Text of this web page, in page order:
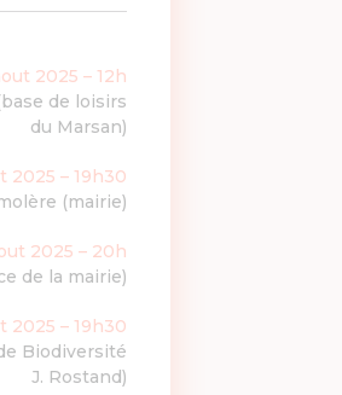
2025 – 12h
de loisirs
du Marsan)
2025 – 19h30
(mairie)
2025 – 20h
de la mairie)
2025 – 19h30
Biodiversité
J. Rostand)